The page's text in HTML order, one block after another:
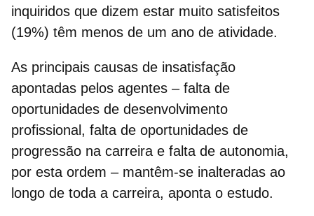
inquiridos que dizem estar muito satisfeitos
(19%) têm menos de um ano de atividade.
As principais causas de insatisfação
apontadas pelos agentes – falta de
oportunidades de desenvolvimento
profissional, falta de oportunidades de
progressão na carreira e falta de autonomia,
por esta ordem – mantêm-se inalteradas ao
longo de toda a carreira, aponta o estudo.